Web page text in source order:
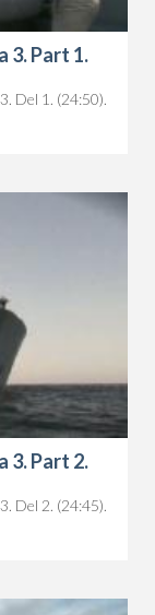
3. Part 1.
Del 1. (24:50).
3. Part 2.
Del 2. (24:45).